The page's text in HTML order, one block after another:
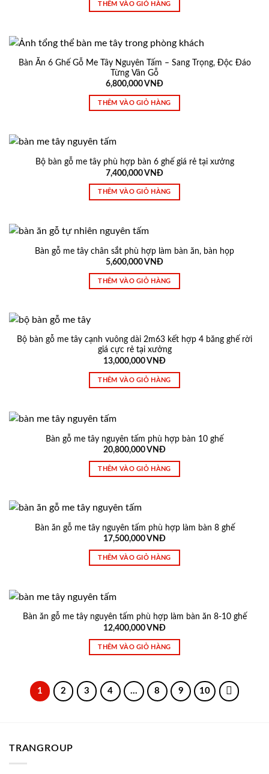
THÊM VÀO GIỎ HÀNG
Bàn Ăn 6 Ghế Gỗ Me Tây Nguyên Tấm – Sang Trọng, Độc Đáo
Từng Vân Gỗ
6,800,000VNĐ
THÊM VÀO GIỎ HÀNG
Bộ bàn gỗ me tây phù hợp bàn 6 ghế giá rẻ tại xưởng
7,400,000VNĐ
THÊM VÀO GIỎ HÀNG
Bàn gỗ me tây chân sắt phù hợp làm bàn ăn, bàn họp
5,600,000VNĐ
THÊM VÀO GIỎ HÀNG
Bộ bàn gỗ me tây cạnh vuông dài 2m63 kết hợp 4 băng ghế rời
giá cực rẻ tại xưởng
13,000,000VNĐ
THÊM VÀO GIỎ HÀNG
Bàn gỗ me tây nguyên tấm phù hợp bàn 10 ghế
20,800,000VNĐ
THÊM VÀO GIỎ HÀNG
Bàn ăn gỗ me tây nguyên tấm phù hợp làm bàn 8 ghế
17,500,000VNĐ
THÊM VÀO GIỎ HÀNG
Bàn ăn gỗ me tây nguyên tấm phù hợp làm bàn ăn 8-10 ghế
12,400,000VNĐ
THÊM VÀO GIỎ HÀNG
1 2 3 4 … 8 9 10
TRANGROUP